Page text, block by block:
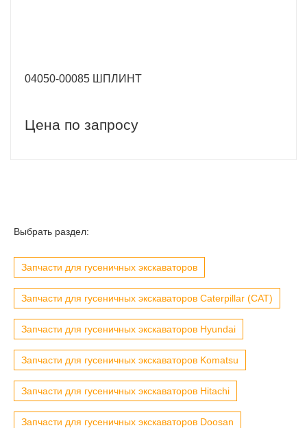
04050-00085 ШПЛИНТ
Цена по запросу
Выбрать раздел:
Запчасти для гусеничных экскаваторов
Запчасти для гусеничных экскаваторов Caterpillar (CAT)
Запчасти для гусеничных экскаваторов Hyundai
Запчасти для гусеничных экскаваторов Komatsu
Запчасти для гусеничных экскаваторов Hitachi
Запчасти для гусеничных экскаваторов Doosan